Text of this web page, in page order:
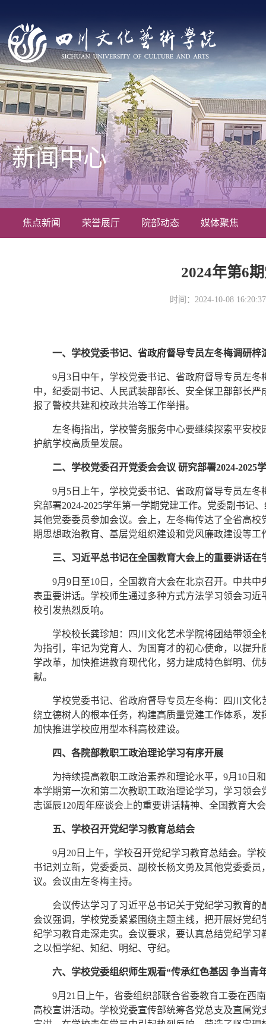
焦点新闻 荣誉展厅 院部动态 媒体聚焦
新闻中心
2024年第6
时间：2024-10-08
一、学校党委书记、省政府督导专员左冬梅调研梓
9月3日中午，学校党委书记、省政府督导专员左
中，纪委副书记、人民武装部部长、安全保卫部部长
报了警校共建和校政共治等工作举措。
左冬梅指出，学校警务服务中心要继续探索平安
护航学校高质量发展。
二、学校党委召开党委会会议 研究部署2024-2025
9月5日上午，学校党委书记、省政府督导专员左
究部署2024-2025学年第一学期党建工作。党委副书记
其他党委委员参加会议。会上，左冬梅传达了全省高
期思想政治教育、基层党组织建设和党风廉政建设等工
三、习近平总书记在全国教育大会上的重要讲话在
9月9日至10日，全国教育大会在北京召开。中共
表重要讲话。学校师生通过多种方式方法学习领会习
校引发热烈反响。
学校校长龚珍旭：四川文化艺术学院将团结带领
为指引，牢记为党育人、为国育才的初心使命，以提
学改革，加快推进教育现代化，努力建成特色鲜明、
献。
学校党委书记、省政府督导专员左冬梅：四川文
绕立德树人的根本任务，构建高质量党建工作体系，
加快推进学校应用型本科高校建设。
四、各院部教职工政治理论学习有序开展
为持续提高教职工政治素养和理论水平，9月10日
本学期第一次和第二次教职工政治理论学习，学习领
志诞辰120周年座谈会上的重要讲话精神、全国教育大
五、学校召开党纪学习教育总结会
9月20日上午，学校召开党纪学习教育总结会。学
书记刘立新，党委委员、副校长杨文勇及其他党委委
议。会议由左冬梅主持。
会议传达学习了习近平总书记关于党纪学习教育
会议强调，学校党委紧紧围绕主题主线，把开展好党
纪学习教育走深走实。会议要求，要认真总结党纪学
之以恒学纪、知纪、明纪、守纪。
六、学校党委组织师生观看“传承红色基因 争当青
9月21日上午，省委组织部联合省委教育工委在西
高校宣讲活动。学校党委宣传部统筹各党总支及直属